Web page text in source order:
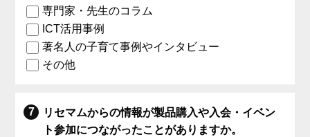
専門家・先生のコラム
ICT活用事例
著名人の子育て事例やインタビュー
その他
リセマムからの情報が製品購入や入会・イベン
ト参加につながったことがありますか。